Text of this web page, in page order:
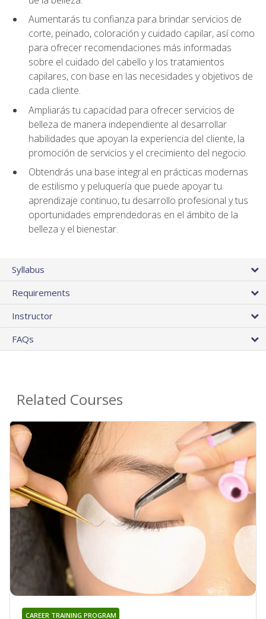
Aumentarás tu confianza para brindar servicios de
corte, peinado, coloración y cuidado capilar, así como
para ofrecer recomendaciones más informadas
sobre el cuidado del cabello y los tratamientos
capilares, con base en las necesidades y objetivos de
cada cliente.
Ampliarás tu capacidad para ofrecer servicios de
belleza de manera independiente al desarrollar
habilidades que apoyan la experiencia del cliente, la
promoción de servicios y el crecimiento del negocio.
Obtendrás una base integral en prácticas modernas
de estilismo y peluquería que puede apoyar tu
aprendizaje continuo, tu desarrollo profesional y tus
oportunidades emprendedoras en el ámbito de la
belleza y el bienestar.
Syllabus
Requirements
Instructor
FAQs
Related Courses
CAREER TRAINING PROGRAM